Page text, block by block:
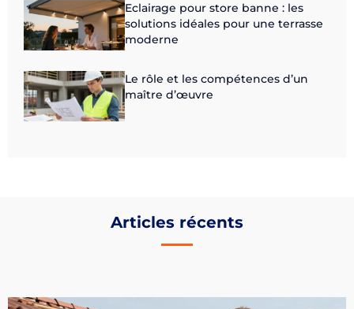
Eclairage pour store banne : les
solutions idéales pour une terrasse
moderne
Le rôle et les compétences d’un
maître d’œuvre
Articles récents